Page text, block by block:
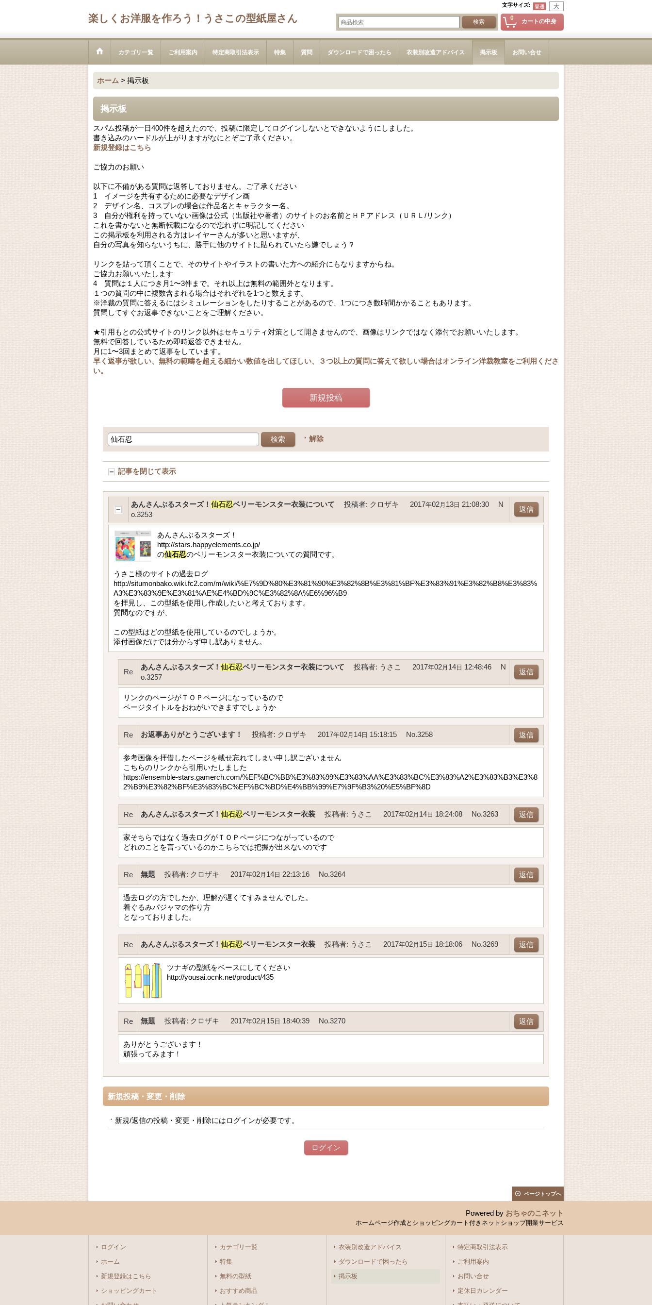
文字サイズ:
楽しくお洋服を作ろう！うさこの型紙屋さん 0 カートの中身
カテゴリ一覧 ご利用案内 特定商取引法表示 特集 質問 ダウンロードで困ったら 衣装別改造アドバイス 掲示板 お問い合せ
ホーム > 掲示板
掲示板
スパム投稿が一日400件を超えたので、投稿に限定してログインしないとできないようにしました。
書き込みのハードルが上がりますがなにとぞご了承ください。
新規登録はこちら
ご協力のお願い
以下に不備がある質問は返答しておりません。ご了承ください
1 イメージを共有するために必要なデザイン画
2 デザイン名、コスプレの場合は作品名とキャラクター名。
3 自分が権利を持っていない画像は公式（出版社や著者）のサイトのお名前とＨＰアドレス（ＵＲＬ/リンク）
これを書かないと無断転載になるので忘れずに明記してください
この掲示板を利用される方はレイヤーさんが多いと思いますが、
自分の写真を知らないうちに、勝手に他のサイトに貼られていたら嫌でしょう？
リンクを貼って頂くことで、そのサイトやイラストの書いた方への紹介にもなりますからね。
ご協力お願いいたします
4 質問は１人につき月1〜3件まで。それ以上は無料の範囲外となります。
１つの質問の中に複数含まれる場合はそれぞれを1つと数えます。
※洋裁の質問に答えるにはシミュレーションをしたりすることがあるので、1つにつき数時間かかることもあります。
質問してすぐお返事できないことをご理解ください。
★引用もとの公式サイトのリンク以外はセキュリティ対策として開きませんので、画像はリンクではなく添付でお願いいたします。
無料で回答しているため即時返答できません。
月に1〜3回まとめて返事をしています。
早く返事が欲しい、無料の範疇を超える細かい数値を出してほしい、３つ以上の質問に答えて欲しい場合はオンライン洋裁教室をご利用くださ
い。
新規投稿
解除
記事を閉じて表示
あんさんぶるスターズ！ 仙石忍ベリーモンスター衣装について 投稿者: クロザキ 2017年02月 13 日 21:08:30
N
o.3253
返信
あんさんぶるスターズ！
http://stars.happyelements.co.jp/
の仙石忍のベリーモンスター衣装についての質問です。
うさこ様のサイトの過去ログ
http://situmonbako.wiki.fc2.com/m/wiki/%E7%9D%80%E3%81%90%E3%82%8B%E3%81%BF%E3%83%91%E3%82%B8%E3%83%
A3%E3%83%9E%E3%81%AE%E4%BD%9C%E3%82%8A%E6%96%B9
を拝見し、この型紙を使用し作成したいと考えております。
質問なのですが、
この型紙はどの型紙を使用しているのでしょうか。
添付画像だけでは分からず申し訳ありません。
Re
あんさんぶるスターズ！ 仙石忍ベリーモンスター衣装について 投稿者: うさこ 2017年02月 14 日 12:48:46
N
o.3257
返信
リンクのページがＴＯＰページになっているので
ページタイトルをおねがいできますでしょうか
Re お返事ありがとうございます！ 投稿者: クロザキ 2017年02月 14 日 15:18:15 No.3258 返信
参考画像を拝借したページを載せ忘れてしまい申し訳ございません
こちらのリンクから引用いたしました
https://ensemble-stars.gamerch.com/%EF%BC%BB%E3%83%99%E3%83%AA%E3%83%BC%E3%83%A2%E3%83%B3%E3%8
2%B9%E3%82%BF%E3%83%BC%EF%BC%BD%E4%BB%99%E7%9F%B3%20%E5%BF%8D
Re あんさんぶるスターズ！ 仙石忍ベリーモンスター衣装 投稿者: うさこ 2017年02月 14 日 18:24:08 No.3263 返信
家そちらではなく過去ログがＴＯＰページにつながっているので
どれのことを言っているのかこちらでは把握が出来ないのです
Re 無題 投稿者: クロザキ 2017年02月 14 日 22:13:16 No.3264 返信
過去ログの方でしたか、理解が遅くてすみませんでした。
着ぐるみパジャマの作り方
となっておりました。
Re あんさんぶるスターズ！ 仙石忍ベリーモンスター衣装 投稿者: うさこ 2017年02月 15 日 18:18:06 No.3269 返信
ツナギの型紙をベースにしてください
http://yousai.ocnk.net/product/435
Re 無題 投稿者: クロザキ 2017年02月 15 日 18:40:39 No.3270 返信
ありがとうございます！
頑張ってみます！
新規投稿・変更・削除
新規/返信の投稿・変更・削除にはログインが必要です。
ログイン
ページトップへ
Powered by おちゃのこネット
ホームページ作成とショッピングカート付きネットショップ開業サービス
ログイン
ホーム
新規登録はこちら
ショッピングカート
カテゴリ一覧
特集
無料の型紙
おすすめ商品
衣装別改造アドバイス
ダウンロードで困ったら
掲示板
特定商取引法表示
ご利用案内
お問い合せ
定休日カレンダー